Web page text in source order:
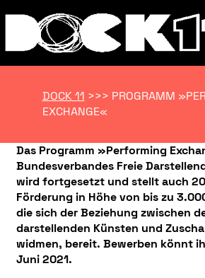
DOCK 11 >>> PROGRAMM
EXCHANGE«
Das Programm »Performing
Bundesverbandes Freie
wird fortgesetzt und stellt auch
Förderung in Höhe von bis zu
die sich der Beziehung zwischen
darstellenden Künsten und
widmen, bereit. Bewerben könnt
Juni 2021.